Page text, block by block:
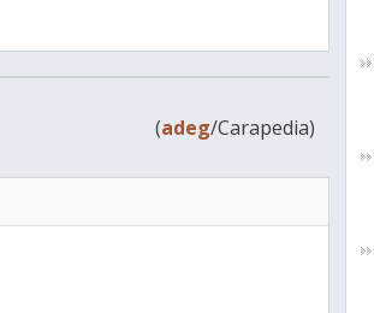
(adeg/Carapedia)